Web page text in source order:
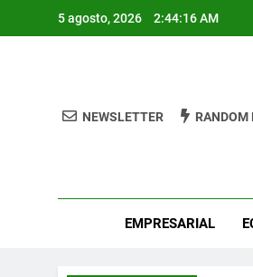
5 agosto, 2026 2:44:16 AM
NEWSLETTER RANDOM
EMPRESARIAL